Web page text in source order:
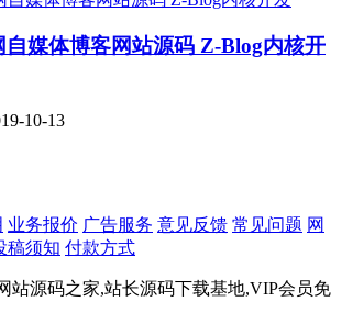
自媒体博客网站源码 Z-Blog内核开
10-13
业务报价 广告服务 意见反馈 常见问题 网
稿须知 付款方式
站源码之家,站长源码下载基地,VIP会员免